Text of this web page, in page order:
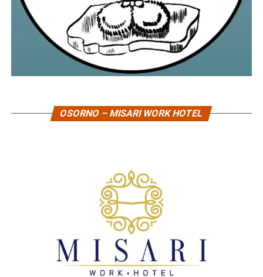
OSORNO – MISARI WORK HOTEL